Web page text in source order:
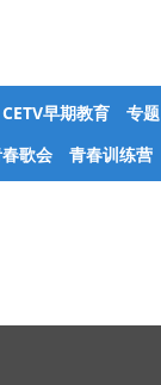
CETV早期教育
专题
歌会 青春训练营